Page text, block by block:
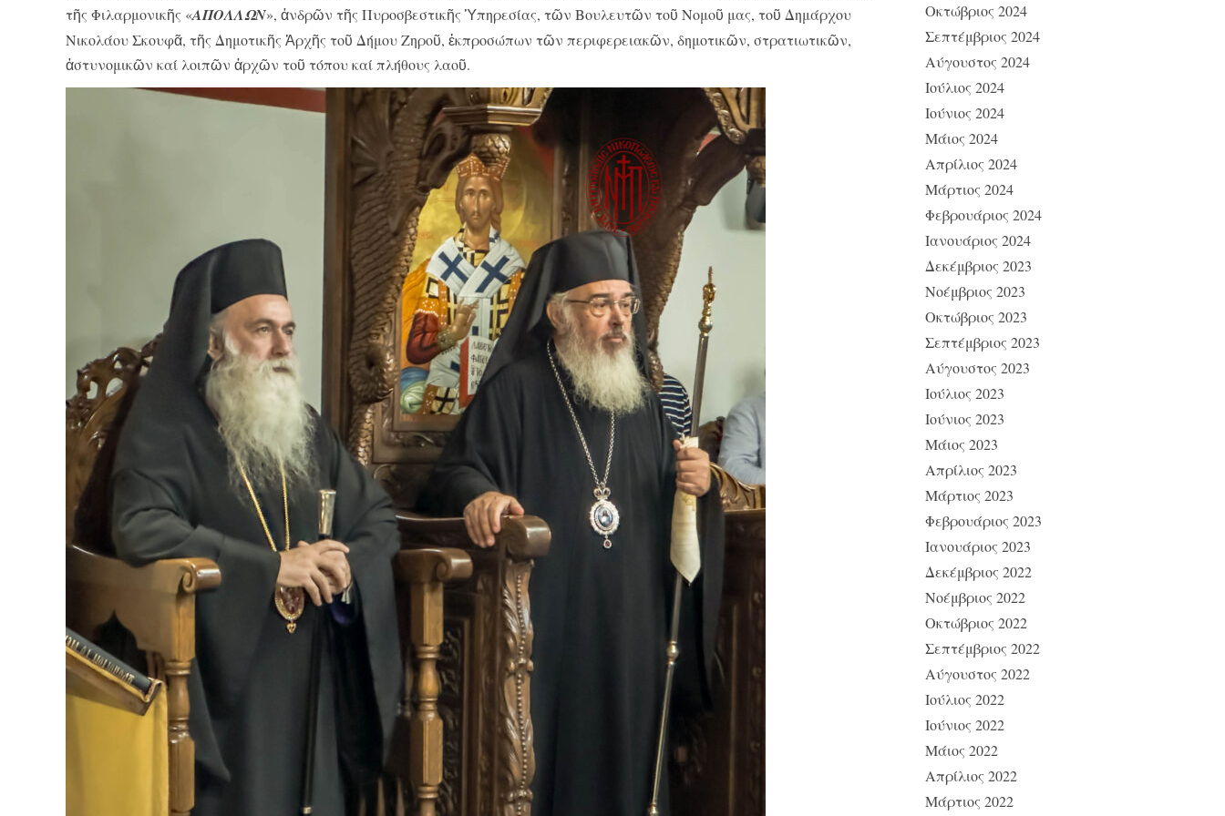
τῆς Φιλαρμονικῆς «ΑΠΟΛΛΩΝ», ἀνδρῶν τῆς Πυροσβεστικῆς Ὑπηρεσίας, τῶν Βουλευτῶν τοῦ Νομοῦ μας, τοῦ Δημάρχου
Νικολάου Σκουφᾶ, τῆς Δημοτικῆς Ἀρχῆς τοῦ Δήμου Ζηροῦ, ἐκπροσώπων τῶν περιφερειακῶν, δημοτικῶν, στρατιωτικῶν,
ἀστυνομικῶν καί λοιπῶν ἀρχῶν τοῦ τόπου καί πλήθους λαοῦ.
Οκτώβριος 2024
Σεπτέμβριος 2024
Αύγουστος 2024
Ιούλιος 2024
Ιούνιος 2024
Μάιος 2024
Απρίλιος 2024
Μάρτιος 2024
Φεβρουάριος 2024
Ιανουάριος 2024
Δεκέμβριος 2023
Νοέμβριος 2023
Οκτώβριος 2023
Σεπτέμβριος 2023
Αύγουστος 2023
Ιούλιος 2023
Ιούνιος 2023
Μάιος 2023
Απρίλιος 2023
Μάρτιος 2023
Φεβρουάριος 2023
Ιανουάριος 2023
Δεκέμβριος 2022
Νοέμβριος 2022
Οκτώβριος 2022
Σεπτέμβριος 2022
Αύγουστος 2022
Ιούλιος 2022
Ιούνιος 2022
Μάιος 2022
Απρίλιος 2022
Μάρτιος 2022